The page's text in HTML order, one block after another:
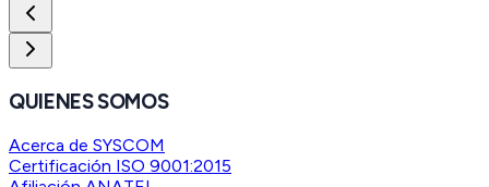
QUIENES SOMOS
Acerca de SYSCOM
Certificación ISO 9001:2015